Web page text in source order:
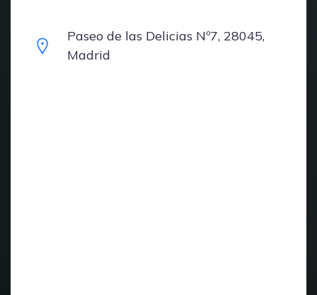
Paseo de las Delicias Nº7, 28045,
Madrid